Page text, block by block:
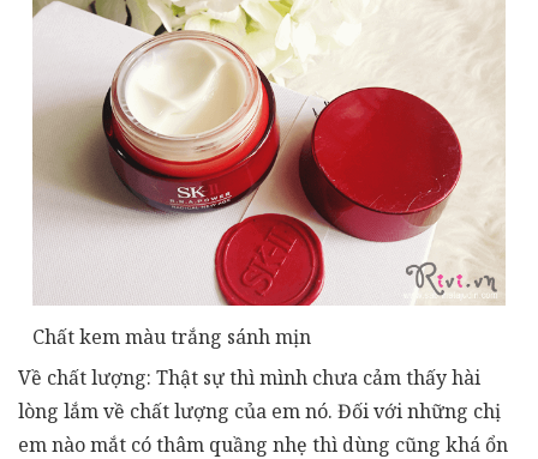
Chất kem màu trắng sánh mịn
Về chất lượng: Thật sự thì mình chưa cảm thấy hài
lòng lắm về chất lượng của em nó. Đối với những chị
em nào mắt có thâm quầng nhẹ thì dùng cũng khá ổn